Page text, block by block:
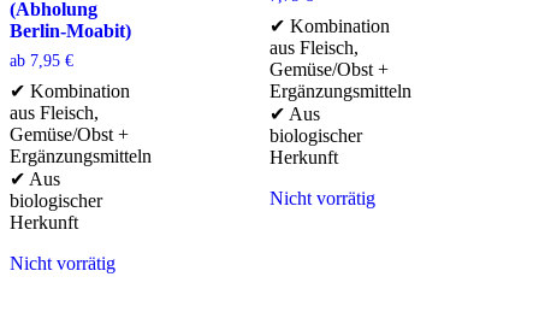
(Abholung
Berlin-Moabit)
ab 7,95 €
✔ Kombination
aus Fleisch,
Gemüse/Obst +
Ergänzungsmitteln
✔ Aus
biologischer
Herkunft
Nicht vorrätig
✔ Kombination
aus Fleisch,
Gemüse/Obst +
Ergänzungsmitteln
✔ Aus
biologischer
Herkunft
Nicht vorrätig